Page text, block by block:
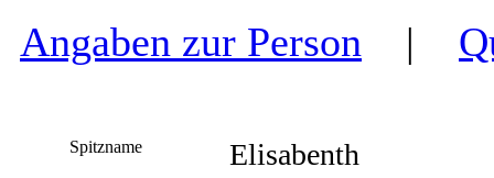
Angaben zur Person |
Spitzname Elisabenth